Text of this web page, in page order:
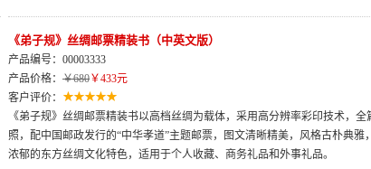
《弟子规》丝绸邮票精装书（中英文版）
产品编号：00003333
产品价格： ￥680￥433元
客户评价：
《弟子规》丝绸邮票精装书以高档丝绸为载体，采用高分辨率彩印技术，
照，配中国邮政发行的“中华孝道”主题邮票，图文清晰精美，风格古朴典雅
浓郁的东方丝绸文化特色，适用于个人收藏、商务礼品和外事礼品。